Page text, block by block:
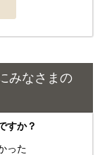
みなさまの
すか？
った